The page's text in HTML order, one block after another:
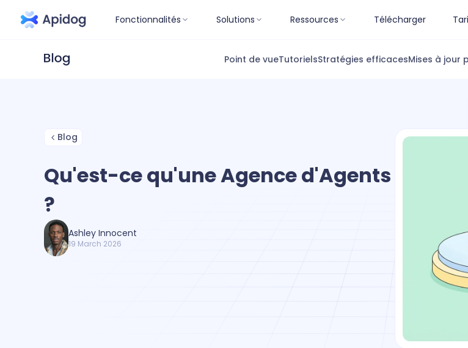
Fonctionnalités Solutions Ressources Télécharger
Point de vueTutorielsStratégies efficacesMises à jour
Blog
Qu'est-ce qu'une Agence d'Agents
?
Ashley Innocent
19 March 2026